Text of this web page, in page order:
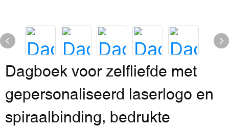
Dagboek voor zelfliefde met
gepersonaliseerd laserlogo en
spiraalbinding, bedrukte